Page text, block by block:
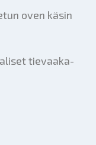
oven käsin
tievaaka-